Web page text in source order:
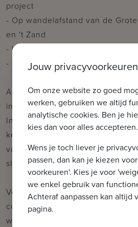
project
- Op wandelafstand van de
en 't Zand
- Loop- en fietsroutes rond Brugge
- Fitness en zwembad op minder
Appartement A 2.1 - Appartement
indeling:
Inkomhal met gastentoilet,
keuken, slaapkamer met ensuite
van inloopdouche en lavabo en
slaapkamer is er toegang tot het
Voor verdere informatie of
contacteer Wout op 0475 96 59
wout@immax.be.
Jouw privacyvoorkeuren
Om onze website zo goed
werken, gebruiken we altijd
analytische cookies. Ben je
kies dan voor alles accepteren.
Wens je toch liever je
passen, dan kan je kiezen
voorkeuren'. Kies je voor
we enkel gebruik van
Achteraf aanpassen kan altijd
pagina.